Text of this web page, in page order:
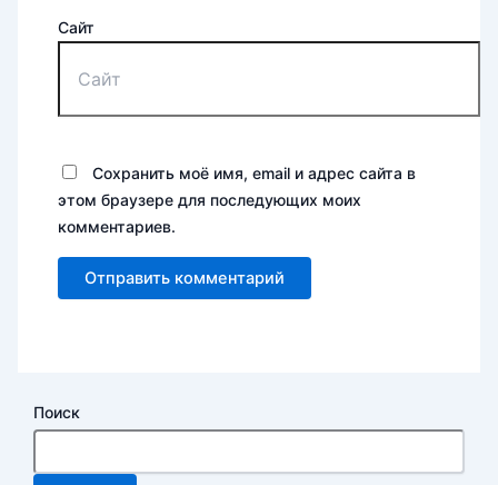
Сайт
Сохранить моё имя, email и адрес сайта в
этом браузере для последующих моих
комментариев.
Поиск